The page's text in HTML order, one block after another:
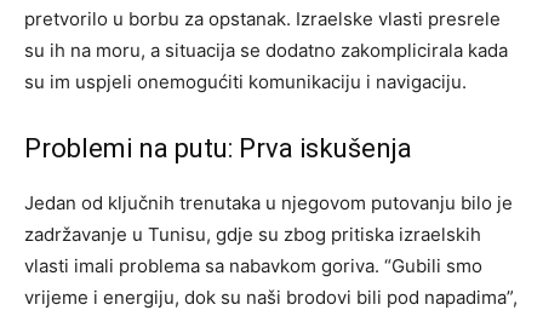
pretvorilo u borbu za opstanak. Izraelske vlasti presrele
su ih na moru, a situacija se dodatno zakomplicirala kada
su im uspjeli onemogućiti komunikaciju i navigaciju.
Problemi na putu: Prva iskušenja
Jedan od ključnih trenutaka u njegovom putovanju bilo je
zadržavanje u Tunisu, gdje su zbog pritiska izraelskih
vlasti imali problema sa nabavkom goriva. “Gubili smo
vrijeme i energiju, dok su naši brodovi bili pod napadima”,